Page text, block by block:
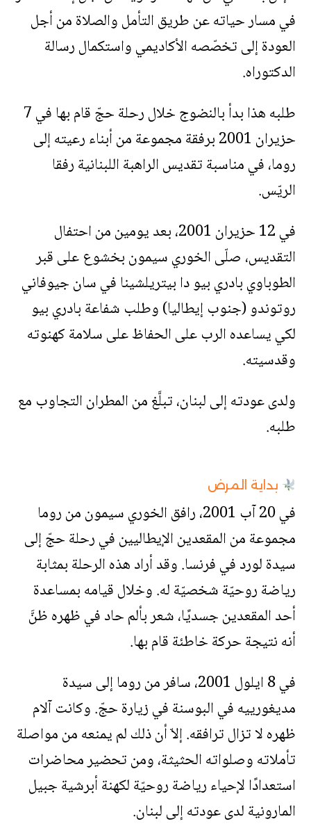
في مسار حياته عن طريق التأمل والصلاة من أجل
العودة إلى تخصّصه الأكاديمي واستكمال رسالة
الدكتوراه.
طلبه هذا بدأ بالنضوج خلال رحلة حجّ قام بها في 7
حزيران 2001 برفقة مجموعة من أبناء رعيته إلى
روما، في مناسبة تقديس الراهبة اللبنانية رفقا
الريّس.
في 12 حزيران 2001، بعد يومين من احتفال
التقديس، صلّى الخوري سيمون بخشوع على قبر
الطوباوي بادري بيو دا بيتريلشينا في سان جيوفاني
روتوندو (جنوب إيطاليا) وطلب شفاعة بادري بيو
لكي يساعده الرب على الحفاظ على سلامة كهنوته
وقدسيته.
ولدى عودته إلى لبنان، تبلَّغ من المطران التجاوب مع
طلبه.
بداية المرض
في 20 آب 2001، رافق الخوري سيمون من روما
مجموعة من المقعدين الإيطاليين في رحلة حجّ إلى
سيدة لورد في فرنسا. وقد أراد هذه الرحلة بمثابة
رياضة روحيّة شخصيّة له. وخلال قيامه بمساعدة
أحد المقعدين جسديًا، شعر بألم حاد في ظهره ظنَّ
أنه نتيجة حركة خاطئة قام بها.
في 8 ايلول 2001، سافر من روما إلى سيدة
مديغورييه في البوسنة في زيارة حجّ. وكانت آلام
ظهره لا تزال ترافقه. إلاّ أن ذلك لم يمنعه من مواصلة
تأملاته وصلواته الحثيثة، ومن تحضير محاضرات
استعدادًا لإحياء رياضة روحيّة لكهنة أبرشية جبيل
المارونية لدى عودته إلى لبنان.